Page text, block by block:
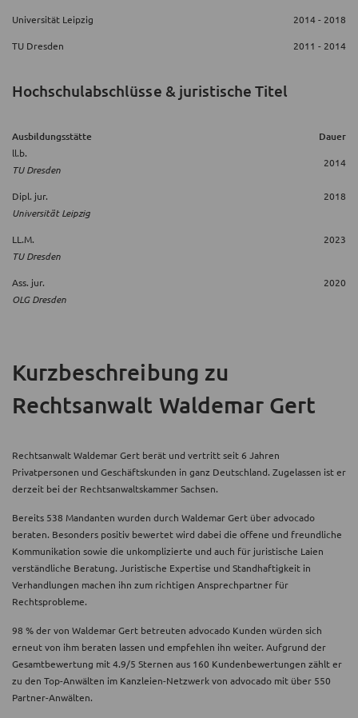
Universität Leipzig 2014 - 2018
TU Dresden 2011 - 2014
Hochschulabschlüsse & juristische Titel
Ausbildungsstätte Dauer
ll.b.
TU Dresden
2014
Dipl. jur.
Universität Leipzig
2018
LL.M.
TU Dresden
2023
Ass. jur.
OLG Dresden
2020
Kurzbeschreibung zu
Rechtsanwalt Waldemar Gert
Rechtsanwalt Waldemar Gert berät und vertritt seit 6 Jahren
Privatpersonen und Geschäftskunden in ganz Deutschland. Zugelassen ist er
derzeit bei der Rechtsanwaltskammer Sachsen.
Bereits 538 Mandanten wurden durch Waldemar Gert über advocado
beraten. Besonders positiv bewertet wird dabei die offene und freundliche
Kommunikation sowie die unkomplizierte und auch für juristische Laien
verständliche Beratung. Juristische Expertise und Standhaftigkeit in
Verhandlungen machen ihn zum richtigen Ansprechpartner für
Rechtsprobleme.
98 % der von Waldemar Gert betreuten advocado Kunden würden sich
erneut von ihm beraten lassen und empfehlen ihn weiter. Aufgrund der
Gesamtbewertung mit 4.9/5 Sternen aus 160 Kundenbewertungen zählt er
zu den Top-Anwälten im Kanzleien-Netzwerk von advocado mit über 550
Partner-Anwälten.